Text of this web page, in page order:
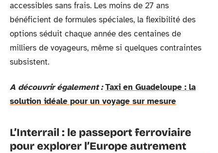
accessibles sans frais. Les moins de 27 ans
bénéficient de formules spéciales, la flexibilité des
options séduit chaque année des centaines de
milliers de voyageurs, même si quelques contraintes
subsistent.
A découvrir également : Taxi en Guadeloupe : la
solution idéale pour un voyage sur mesure
L’Interrail : le passeport ferroviaire
pour explorer l’Europe autrement